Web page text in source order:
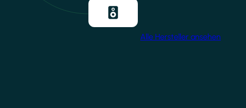
Alle Hersteller ansehen